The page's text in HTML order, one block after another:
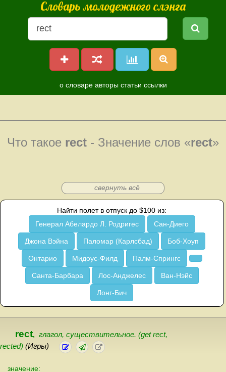
Словарь молодежного слэнга
о словаре авторы статьи ссылки
Что такое rect - Значение слов «rect»
свернуть всё
Найти полет в отпуск до $100 из:
Генерал Абелардо Л. Родригес
Сан-Диего
Джона Вэйна Паломар (Карлсбад) Боб-Хоуп
Онтарио Мидоус-Филд Палм-Спрингс
Санта-Барбара Лос-Анджелес Ван-Нэйс
Лонг-Бич
rect, глагол, существительное. (get rect,
rected) (Игры)
значение: